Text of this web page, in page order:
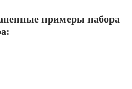
примеры набора